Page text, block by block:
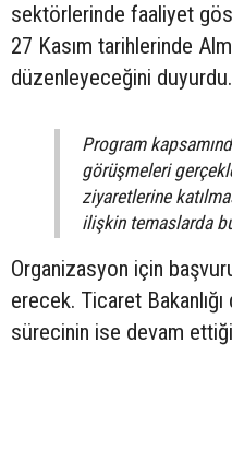
sektörlerinde faaliyet
27 Kasım tarihlerinde
düzenleyeceğini
Program
görüşmeleri
ziyaretlerine
ilişkin temaslarda
Organizasyon için
erecek. Ticaret
sürecinin ise devam